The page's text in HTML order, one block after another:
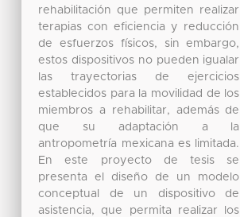
rehabilitación que permiten realizar
terapias con eficiencia y reducción
de esfuerzos físicos, sin embargo,
estos dispositivos no pueden igualar
las trayectorias de ejercicios
establecidos para la movilidad de los
miembros a rehabilitar, además de
que su adaptación a la
antropometría mexicana es limitada.
En este proyecto de tesis se
presenta el diseño de un modelo
conceptual de un dispositivo de
asistencia, que permita realizar los